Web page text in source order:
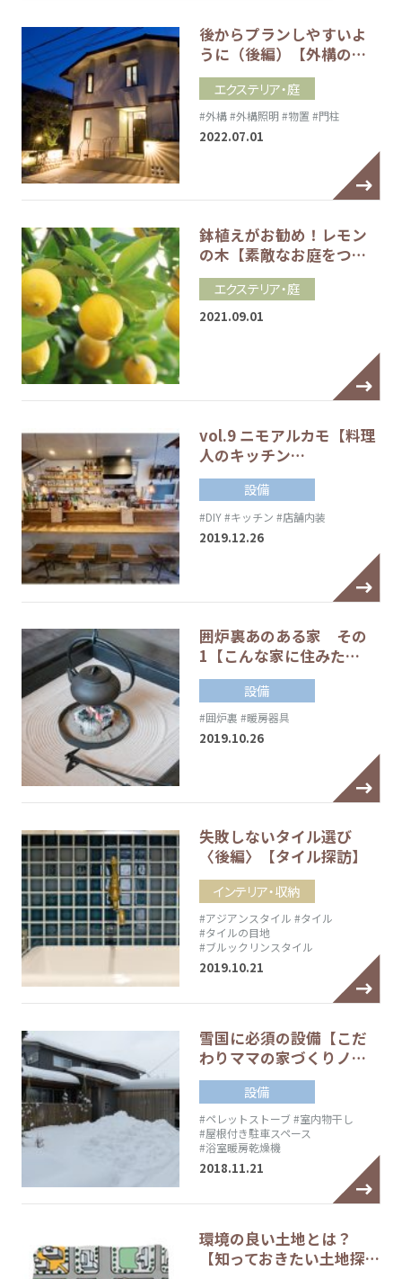
後からプランしやすいよ
うに（後編）【外構の…
エクステリア・庭
#外構#外構照明 #物置 #門柱
2022.07.01
鉢植えがお勧め！レモン
の木【素敵なお庭をつ…
エクステリア・庭
2021.09.01
vol.9 ニモアルカモ【料理
人のキッチン…
設備
#DIY#キッチン #店舗内装
2019.12.26
囲炉裏あのある家 その
1【こんな家に住みた…
設備
#囲炉裏 #暖房器具
2019.10.26
失敗しないタイル選び
〈後編〉【タイル探訪】
インテリア・収納
#アジアンスタイル #タイル
#タイルの目地
#ブルックリンスタイル
2019.10.21
雪国に必須の設備【こだ
わりママの家づくりノ…
設備
#ペレットストーブ#室内物干し
#屋根付き駐車スペース
#浴室暖房乾燥機
2018.11.21
環境の良い土地とは？
【知っておきたい土地探…